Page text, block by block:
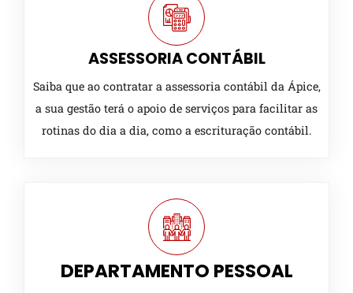
ASSESSORIA CONTÁBIL
Saiba que ao contratar a assessoria contábil da Ápice,
a sua gestão terá o apoio de serviços para facilitar as
rotinas do dia a dia, como a escrituração contábil.
DEPARTAMENTO PESSOAL